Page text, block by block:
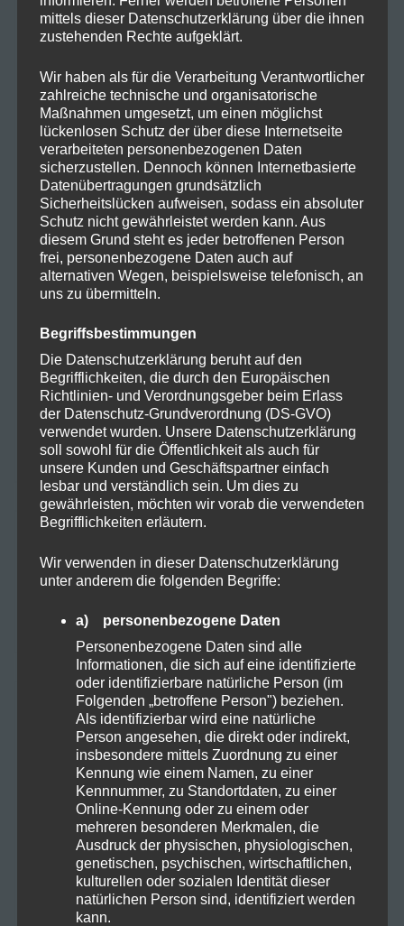
this browser for the next time I
Neueste Beiträge
Die ersten THC-freien CBD-Blüten – offiziell als
Rauchware zugelassen!
Cannabis Ernten und Trocknen: Ein kurzer
Leitfaden für Anfänger
Fokus im Alltag: Mit SwissFX zur optimalen
Konzentration
mittels dieser Datenschutzerklärung über die ihnen
zustehenden Rechte aufgeklärt.
Wir haben als für die Verarbeitung Verantwortlicher
zahlreiche technische und organisatorische
Maßnahmen umgesetzt, um einen möglichst
lückenlosen Schutz der über diese Internetseite
verarbeiteten personenbezogenen Daten
sicherzustellen. Dennoch können Internetbasierte
Datenübertragungen grundsätzlich
Sicherheitslücken aufweisen, sodass ein absoluter
Schutz nicht gewährleistet werden kann. Aus
diesem Grund steht es jeder betroffenen Person
frei, personenbezogene Daten auch auf
alternativen Wegen, beispielsweise telefonisch, an
uns zu übermitteln.
Begriffsbestimmungen
Die Datenschutzerklärung beruht auf den
Begrifflichkeiten, die durch den Europäischen
Richtlinien- und Verordnungsgeber beim Erlass
der Datenschutz-Grundverordnung (DS-GVO)
verwendet wurden. Unsere Datenschutzerklärung
soll sowohl für die Öffentlichkeit als auch für
unsere Kunden und Geschäftspartner einfach
lesbar und verständlich sein. Um dies zu
gewährleisten, möchten wir vorab die verwendeten
Begrifflichkeiten erläutern.
Wir verwenden in dieser Datenschutzerklärung
unter anderem die folgenden Begriffe:
a) personenbezogene Daten
Personenbezogene Daten sind alle
Informationen, die sich auf eine identifizierte
oder identifizierbare natürliche Person (im
Folgenden „betroffene Person") beziehen.
Als identifizierbar wird eine natürliche
Person angesehen, die direkt oder indirekt,
insbesondere mittels Zuordnung zu einer
Kennung wie einem Namen, zu einer
Kennnummer, zu Standortdaten, zu einer
Online-Kennung oder zu einem oder
mehreren besonderen Merkmalen, die
Ausdruck der physischen, physiologischen,
genetischen, psychischen, wirtschaftlichen,
kulturellen oder sozialen Identität dieser
natürlichen Person sind, identifiziert werden
kann.